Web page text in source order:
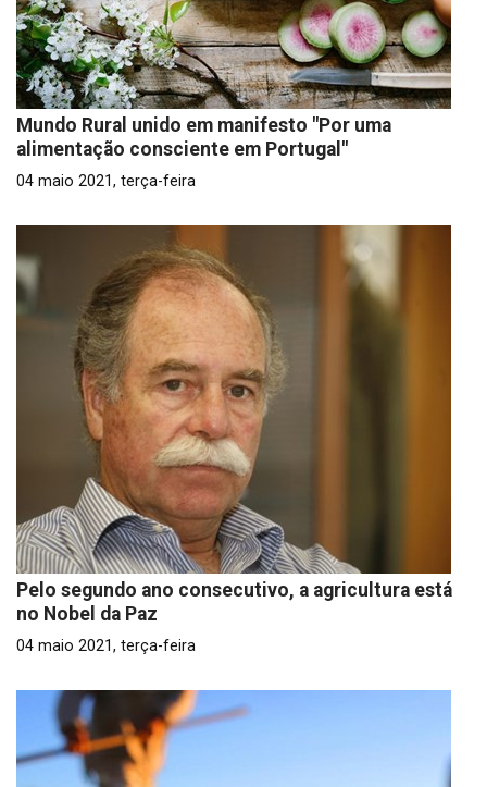
Mundo Rural unido em manifesto "Por uma
alimentação consciente em Portugal"
04 maio 2021, terça-feira
Pelo segundo ano consecutivo, a agricultura está
no Nobel da Paz
04 maio 2021, terça-feira